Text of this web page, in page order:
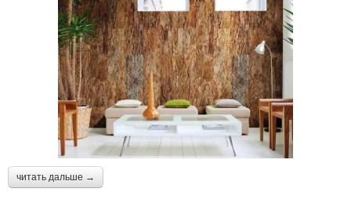
читать дальше →